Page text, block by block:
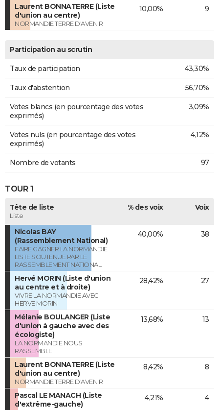
Laurent BONNATERRE (Liste
d'union au centre)
NORMANDIE TERRE D'AVENIR
10,00% 9
Participation au scrutin
Taux de participation 43,30%
Taux d'abstention 56,70%
Votes blancs (en pourcentage des votes
exprimés)
3,09%
Votes nuls (en pourcentage des votes
exprimés)
4,12%
Nombre de votants 97
TOUR 1
Tête de liste
Liste
% des voix Voix
Nicolas BAY
(Rassemblement National)
FAIRE GAGNER LA NORMANDIE
LISTE SOUTENUE PAR LE
RASSEMBLEMENT NATIONAL
40,00% 38
Hervé MORIN (Liste d'union
au centre et à droite)
VIVRE LA NORMANDIE AVEC
HERVE MORIN
28,42% 27
Mélanie BOULANGER (Liste
d'union à gauche avec des
écologiste)
LA NORMANDIE NOUS
RASSEMBLE
13,68% 13
Laurent BONNATERRE (Liste
d'union au centre)
NORMANDIE TERRE D'AVENIR
8,42% 8
Pascal LE MANACH (Liste
d'extrême-gauche)
4,21% 4